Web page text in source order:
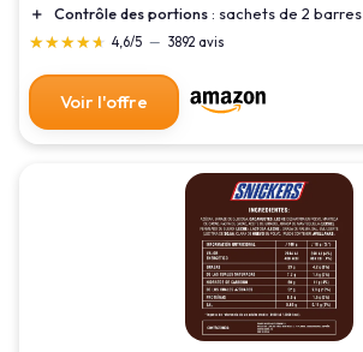
＋
Contrôle des portions : sachets de 2 barres
★★★★★
★★★★★ 4,6/5 — 3892 avis
Voir l'offre